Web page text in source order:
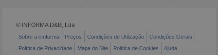
© INFORMA D&B, Lda
Sobre a eInforma Preços Condições de Utilização
Condições Gerais
Política de Privacidade
Mapa do Site Política de Cookies Ajuda